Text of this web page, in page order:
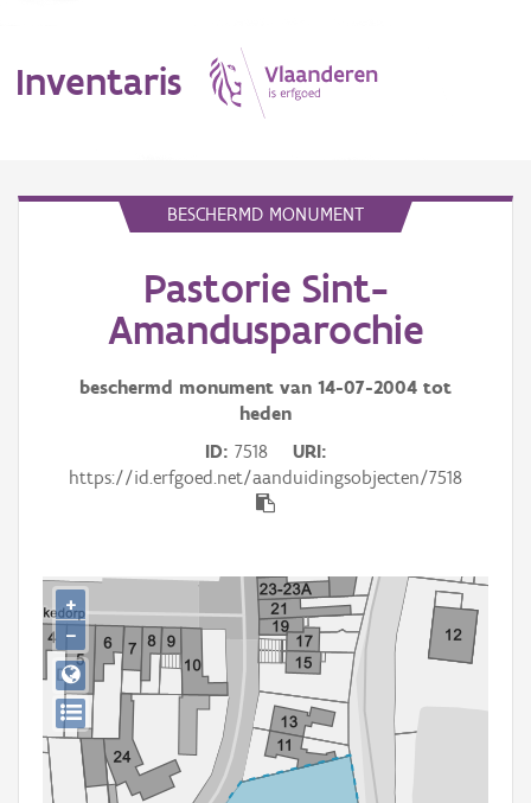
Inventaris
Aanduidingsobject
Waarneming
Gebeurtenis
Downloads
Hergebruik
Aanmelden
BESCHERMD MONUMENT
Pastorie Sint-
Amandusparochie
beschermd monument van 14-07-2004 tot
heden
ID 7518
URI
https://id.erfgoed.net/aanduidingsobjecten/7518
+
−